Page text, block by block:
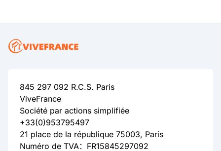
845 297 092 R.C.S. Paris
ViveFrance
Société par actions simplifiée
+33(0)953795497
21 place de la république 75003, Paris
Numéro de TVA：FR15845297092